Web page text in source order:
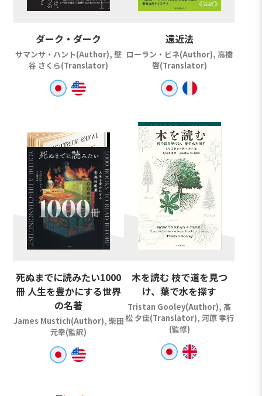
ダーク・ダーク
サマンサ・ハント(Author), 壁
谷 さくら(Translator)
遠近法
ローラン・ビネ(Author), 高橋
啓(Translator)
死ぬまでに読みたい1000
冊 人生を豊かにする世界
の名著
James Mustich(Author), 柴田
元幸(監訳)
木を読む 枝で道を見つ
け、葉で水を探す
Tristan Gooley(Author), 髙
松 夕佳(Translator), 河原 孝行
(監修)